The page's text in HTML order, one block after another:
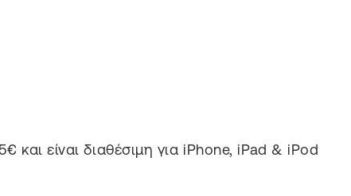
και είναι διαθέσιμη για iPhone, iPad & iPod